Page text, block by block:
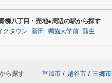
柳八丁目・売地●周辺の駅から探す
クタウン 新田 獨協大学前 蒲生
ら探す 草加市 / 越谷市 / 三郷市